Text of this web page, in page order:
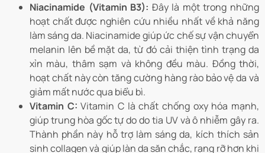
Niacinamide (Vitamin B3): Đây là một trong những
hoạt chất được nghiên cứu nhiều nhất về khả năng
làm sáng da. Niacinamide giúp ức chế sự vận chuyển
melanin lên bề mặt da, từ đó cải thiện tình trạng da
xỉn màu, thâm sạm và không đều màu. Đồng thời,
hoạt chất này còn tăng cường hàng rào bảo vệ da và
giảm mất nước qua biểu bì.
Vitamin C: Vitamin C là chất chống oxy hóa mạnh,
giúp trung hòa gốc tự do do tia UV và ô nhiễm gây ra.
Thành phần này hỗ trợ làm sáng da, kích thích sản
sinh collagen và giúp làn da săn chắc, rạng rỡ hơn khi